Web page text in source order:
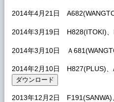
2014年4月21日
2014年3月19日 H828(ITOKI)
2014年3月10日 Ａ
2014年2月10日 H827(PLUS)
2013年12月2日